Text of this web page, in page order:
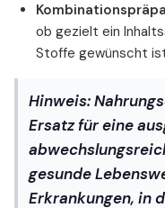
ob gezielt ein
Stoffe gewünscht
Hinweis:
Ersatz für eine
gesunde
Erkrankungen, in